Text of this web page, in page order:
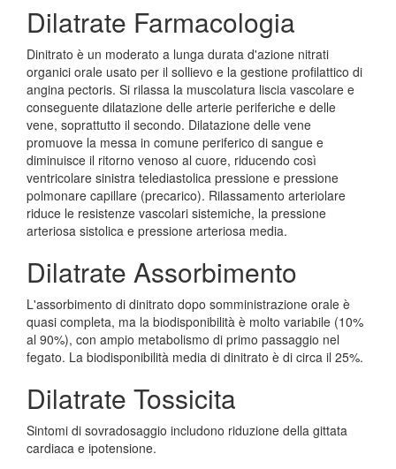
Dilatrate Farmacologia
Dinitrato è un moderato a lunga durata d'azione nitrati
organici orale usato per il sollievo e la gestione profilattico di
angina pectoris. Si rilassa la muscolatura liscia vascolare e
conseguente dilatazione delle arterie periferiche e delle
vene, soprattutto il secondo. Dilatazione delle vene
promuove la messa in comune periferico di sangue e
diminuisce il ritorno venoso al cuore, riducendo così
ventricolare sinistra telediastolica pressione e pressione
polmonare capillare (precarico). Rilassamento arteriolare
riduce le resistenze vascolari sistemiche, la pressione
arteriosa sistolica e pressione arteriosa media.
Dilatrate Assorbimento
L'assorbimento di dinitrato dopo somministrazione orale è
quasi completa, ma la biodisponibilità è molto variabile (10%
al 90%), con ampio metabolismo di primo passaggio nel
fegato. La biodisponibilità media di dinitrato è di circa il 25%.
Dilatrate Tossicita
Sintomi di sovradosaggio includono riduzione della gittata
cardiaca e ipotensione.